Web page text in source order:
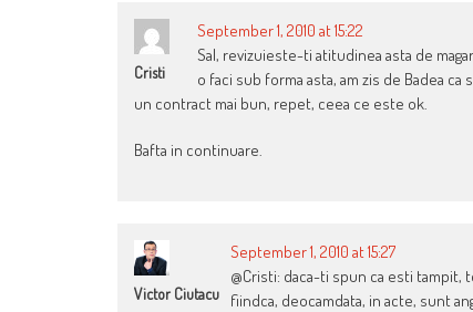
Cristi
September 1, 2010 at 15:22
Sal, revizuieste-ti atitudinea asta de
o faci sub forma asta, am zis de Badea
un contract mai bun, repet, ceea ce este ok.
Bafta in continuare.
Victor Ciutacu
September 1, 2010 at 15:27
@Cristi: daca-ti spun ca esti tampit,
fiindca, deocamdata, in acte, sunt